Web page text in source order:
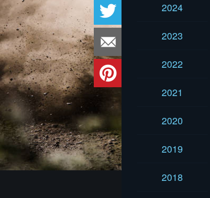
2024
2023
2022
2021
2020
2019
2018